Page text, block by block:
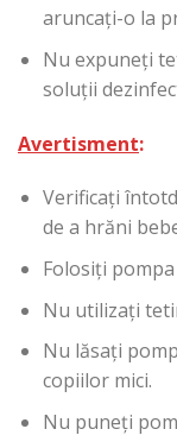
aruncați-o la
Nu expuneți
soluții
Avertisment:
Verificați
de a hrăni
Folosiți
Nu utilizați
Nu lăsați
copiilor mici.
Nu puneți